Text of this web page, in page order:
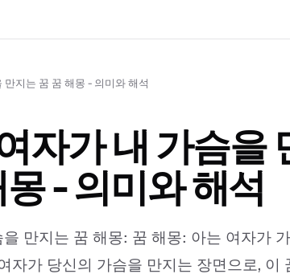
지는 꿈 꿈 해몽 - 의미와 해석
자가 내 가슴을
- 의미와 해석
만지는 꿈 해몽: 꿈 해몽: 아는 여자가
자가 당신의 가슴을 만지는 장면으로, 이